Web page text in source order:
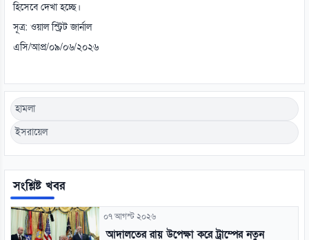
হিসেবে দেখা হচ্ছে।
সূত্র: ওয়াল স্ট্রিট জার্নাল
এসি/আপ্র/০৯/০৬/২০২৬
হামলা
ইসরায়েল
সংশ্লিষ্ট খবর
০৭ আগস্ট ২০২৬
আদালতের রায় উপেক্ষা করে ট্রাম্পের নতুন